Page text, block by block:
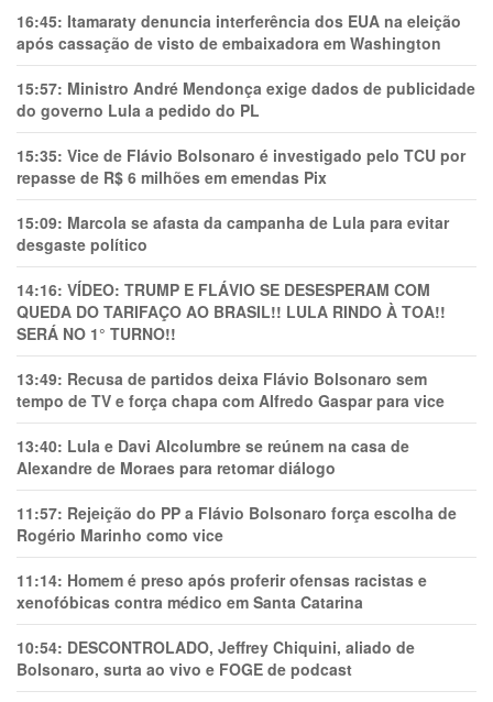
16:45: Itamaraty denuncia interferência dos EUA na eleição
após cassação de visto de embaixadora em Washington
15:57: Ministro André Mendonça exige dados de publicidade
do governo Lula a pedido do PL
15:35: Vice de Flávio Bolsonaro é investigado pelo TCU por
repasse de R$ 6 milhões em emendas Pix
15:09: Marcola se afasta da campanha de Lula para evitar
desgaste político
14:16: VÍDEO: TRUMP E FLÁVIO SE DESESPERAM COM
QUEDA DO TARIFAÇO AO BRASIL!! LULA RINDO À TOA!!
SERÁ NO 1° TURNO!!
13:49: Recusa de partidos deixa Flávio Bolsonaro sem
tempo de TV e força chapa com Alfredo Gaspar para vice
13:40: Lula e Davi Alcolumbre se reúnem na casa de
Alexandre de Moraes para retomar diálogo
11:57: Rejeição do PP a Flávio Bolsonaro força escolha de
Rogério Marinho como vice
11:14: Homem é preso após proferir ofensas racistas e
xenofóbicas contra médico em Santa Catarina
10:54: DESCONTROLADO, Jeffrey Chiquini, aliado de
Bolsonaro, surta ao vivo e FOGE de podcast